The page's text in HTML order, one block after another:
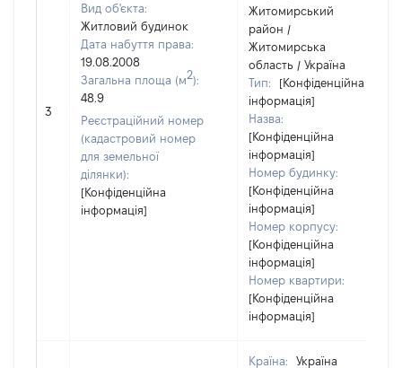
3
Вид об'єкта:
Житловий будинок
Дата набуття права:
19.08.2008
Загальна площа (м2):
48.9
Реєстраційний номер
(кадастровий номер
для земельної
ділянки):
[Конфіденційна
інформація]
Житомирський
район /
Житомирська
область / Україна
Тип:
[Конфіденційна
інформація]
Назва:
[Конфіденційна
інформація]
Номер будинку:
[Конфіденційна
інформація]
Номер корпусу:
[Конфіденційна
інформація]
Номер квартири:
[Конфіденційна
інформація]
Країна:
Україна